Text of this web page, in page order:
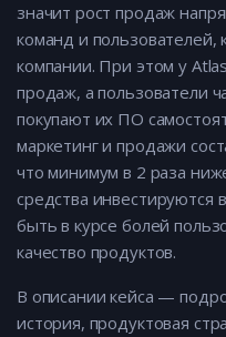
значит рост продаж
команд и
компании. При этом у
продаж, а пользователи
покупают их ПО
маркетинг и продажи
что минимум в 2 раза
средства инвестируются
быть в курсе болей
качество продуктов.
В описании кейса —
история, продуктовая